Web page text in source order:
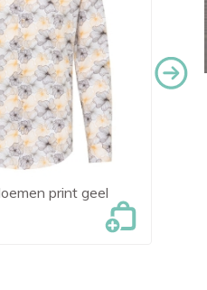
Snel bekijken
print geel